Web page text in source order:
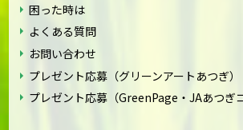
困った時は
よくある質問
お問い合わせ
プレゼント応募（グリーンアートあつぎ）
プレゼント応募（GreenPage・JAあつぎ